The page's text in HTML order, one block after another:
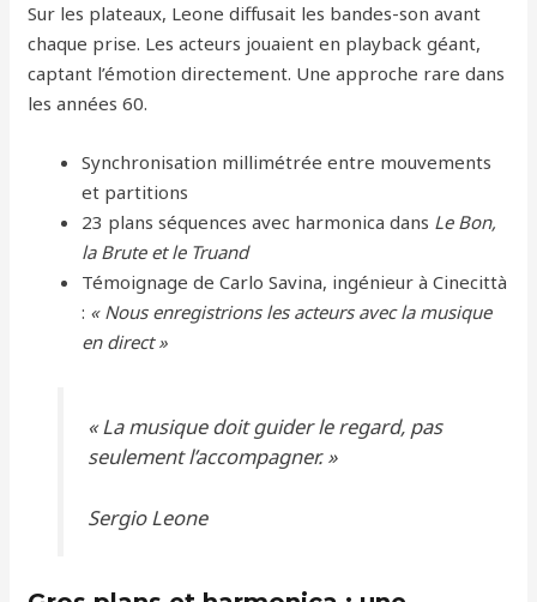
Sur les plateaux, Leone diffusait les bandes-son avant
chaque prise. Les acteurs jouaient en playback géant,
captant l’émotion directement. Une approche rare dans
les années 60.
Synchronisation millimétrée entre mouvements
et partitions
23 plans séquences avec harmonica dans Le Bon,
la Brute et le Truand
Témoignage de Carlo Savina, ingénieur à Cinecittà
: « Nous enregistrions les acteurs avec la musique
en direct »
« La musique doit guider le regard, pas
seulement l’accompagner. »
Sergio Leone